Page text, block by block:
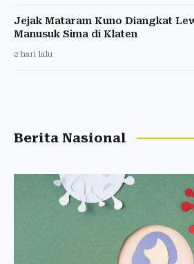
Jejak Mataram Kuno Diangkat
Manusuk Sima di Klaten
2 hari lalu
Berita Nasional